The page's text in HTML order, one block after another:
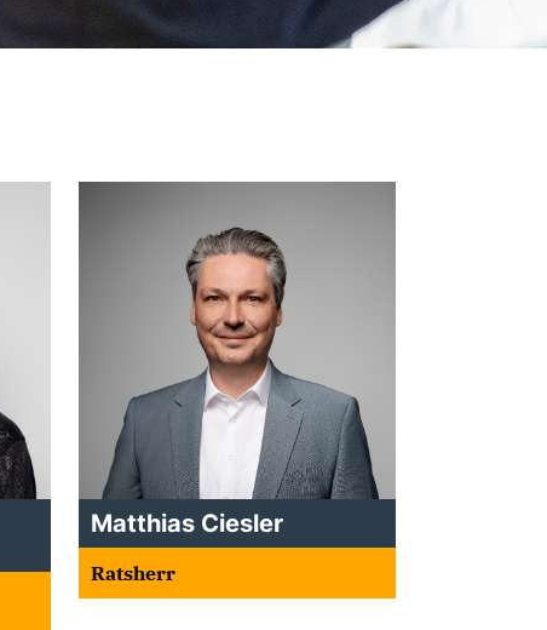
Matthias Ciesler
Ratsherr